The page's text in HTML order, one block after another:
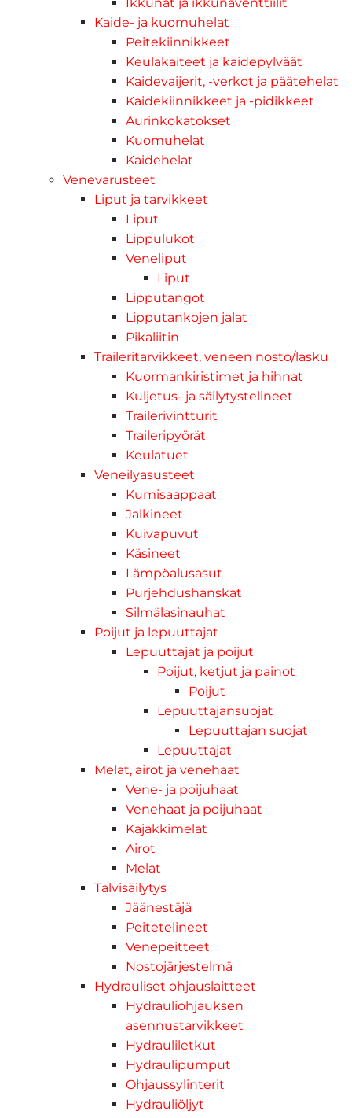
Kaide- ja kuomuhelat
Peitekiinnikkeet
Keulakaiteet ja kaidepylväät
Kaidevaijerit, -verkot ja päätehelat
Kaidekiinnikkeet ja -pidikkeet
Aurinkokatokset
Kuomuhelat
Kaidehelat
Venevarusteet
Liput ja tarvikkeet
Liput
Lippulukot
Veneliput
Liput
Lipputangot
Lipputankojen jalat
Pikaliitin
Traileritarvikkeet, veneen nosto/lasku
Kuormankiristimet ja hihnat
Kuljetus- ja säilytystelineet
Trailerivintturit
Traileripyörät
Keulatuet
Veneilyasusteet
Kumisaappaat
Jalkineet
Kuivapuvut
Käsineet
Lämpöalusasut
Purjehdushanskat
Silmälasinauhat
Poijut ja lepuuttajat
Lepuuttajat ja poijut
Poijut, ketjut ja painot
Poijut
Lepuuttajansuojat
Lepuuttajan suojat
Lepuuttajat
Melat, airot ja venehaat
Vene- ja poijuhaat
Venehaat ja poijuhaat
Kajakkimelat
Airot
Melat
Talvisäilytys
Jäänestäjä
Peitetelineet
Venepeitteet
Nostojärjestelmä
Hydrauliset ohjauslaitteet
Hydrauliohjauksen
asennustarvikkeet
Hydrauliletkut
Hydraulipumput
Ohjaussylinterit
Hydrauliöljyt